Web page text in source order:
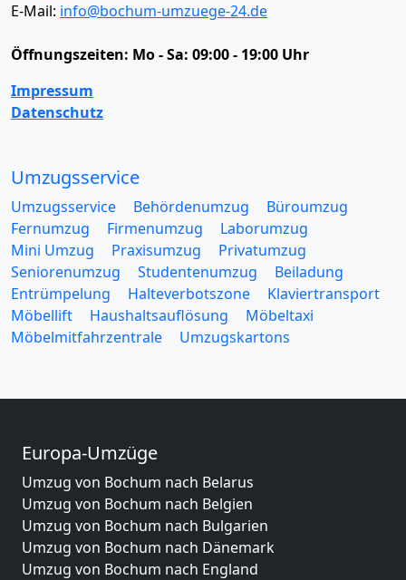
E-Mail: info@bochum-umzuege-24.de
Öffnungszeiten: Mo - Sa: 09:00 - 19:00 Uhr
Impressum
Datenschutz
Umzugsservice
Umzugsservice Behördenumzug
Büroumzug
Fernumzug
Firmenumzug
Laborumzug
Mini Umzug
Praxisumzug
Privatumzug
Seniorenumzug
Studentenumzug
Beiladung
Entrümpelung
Halteverbotszone
Klaviertransport
Möbellift
Haushaltsauflösung
Möbeltaxi
Möbelmitfahrzentrale
Umzugskartons
Europa-Umzüge
Umzug von Bochum nach Belarus
Umzug von Bochum nach Belgien
Umzug von Bochum nach Bulgarien
Umzug von Bochum nach Dänemark
Umzug von Bochum nach England